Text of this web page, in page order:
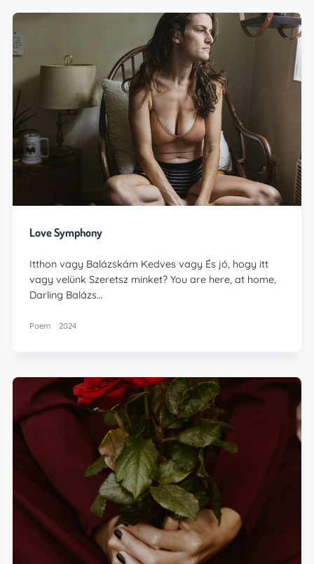
Love Symphony
Itthon vagy Balázskám Kedves vagy És jó, hogy itt
vagy velünk Szeretsz minket? You are here, at home,
Darling Balázs…
Poem 2024